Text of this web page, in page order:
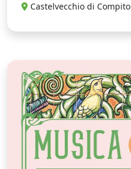
Castelvecchio di Compito